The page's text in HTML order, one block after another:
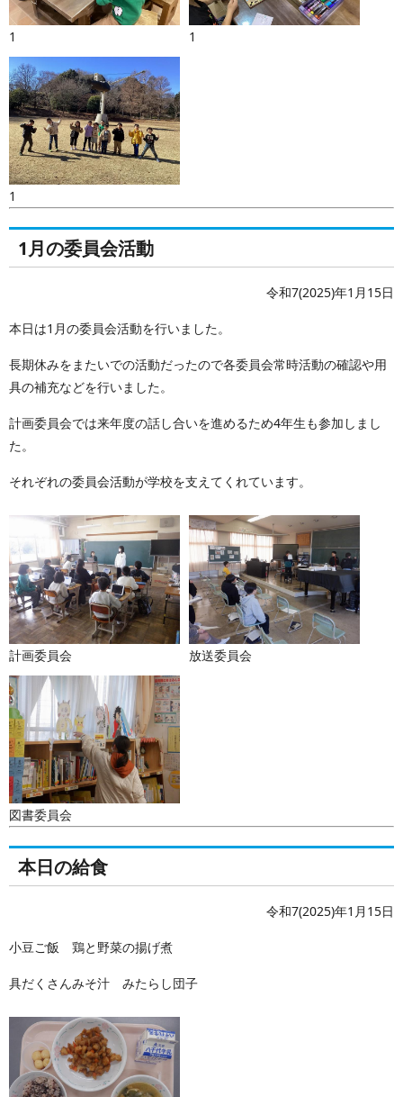
1 1
1
1月の委員会活動
令和7(2025)年1月15日
本日は1月の委員会活動を行いました。
長期休みをまたいでの活動だったので各委員会常時活動の確認や用
具の補充などを行いました。
計画委員会では来年度の話し合いを進めるため4年生も参加しまし
た。
それぞれの委員会活動が学校を支えてくれています。
計画委員会 放送委員会
図書委員会
本日の給食
令和7(2025)年1月15日
小豆ご飯 鶏と野菜の揚げ煮
具だくさんみそ汁 みたらし団子